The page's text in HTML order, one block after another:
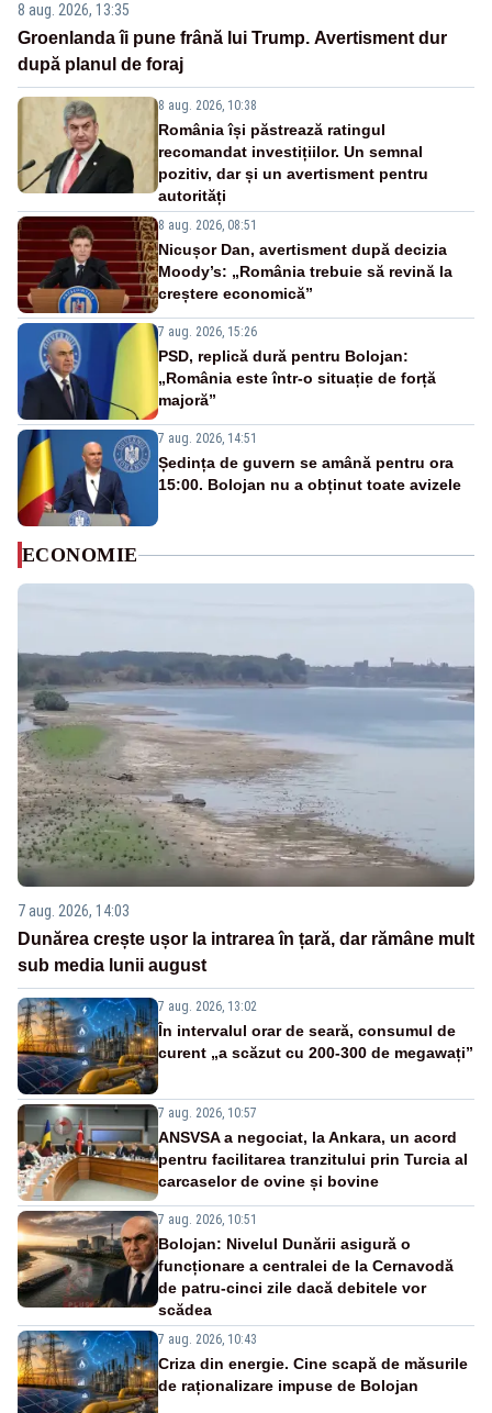
8 aug. 2026, 13:35
Groenlanda îi pune frână lui Trump. Avertisment dur
după planul de foraj
8 aug. 2026, 10:38
România își păstrează ratingul
recomandat investițiilor. Un semnal
pozitiv, dar și un avertisment pentru
autorități
8 aug. 2026, 08:51
Nicușor Dan, avertisment după decizia
Moody’s: „România trebuie să revină la
creștere economică”
7 aug. 2026, 15:26
PSD, replică dură pentru Bolojan:
„România este într-o situație de forță
majoră”
7 aug. 2026, 14:51
Ședința de guvern se amână pentru ora
15:00. Bolojan nu a obținut toate avizele
ECONOMIE
7 aug. 2026, 14:03
Dunărea crește ușor la intrarea în țară, dar rămâne mult
sub media lunii august
7 aug. 2026, 13:02
În intervalul orar de seară, consumul de
curent „a scăzut cu 200-300 de megawați”
7 aug. 2026, 10:57
ANSVSA a negociat, la Ankara, un acord
pentru facilitarea tranzitului prin Turcia al
carcaselor de ovine și bovine
7 aug. 2026, 10:51
Bolojan: Nivelul Dunării asigură o
funcționare a centralei de la Cernavodă
de patru-cinci zile dacă debitele vor
scădea
7 aug. 2026, 10:43
Criza din energie. Cine scapă de măsurile
de raționalizare impuse de Bolojan